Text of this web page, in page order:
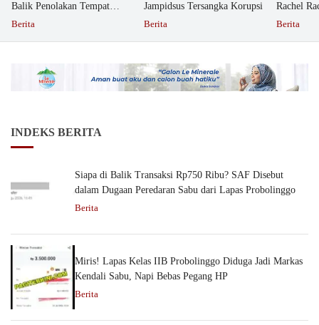
Balik Penolakan Tempat
Ibadah GKJW Bangil
Berita
Jampidsus Tersangka Korupsi
Berita
Rachel
Berita
INDEKS BERITA
Siapa di Balik Transaksi Rp750 Ribu? SAF Disebut
dalam Dugaan Peredaran Sabu dari Lapas Probolinggo
Berita
Miris! Lapas Kelas IIB Probolinggo Diduga Jadi Markas
Kendali Sabu, Napi Bebas Pegang HP
Berita